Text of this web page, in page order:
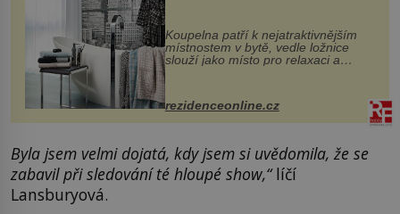
Koupelna patří k nejatraktivnějším
místnostem v bytě, vedle ložnice
slouží jako místo pro relaxaci a
odpočinek. Koupelnový textil –
ručníky, osušky a koberečky –
proutku...
rezidenceonline.cz
Byla jsem velmi dojatá, kdy jsem si uvědomila, že se
zabavil při sledování té hloupé show,“líčí
Lansburyová.